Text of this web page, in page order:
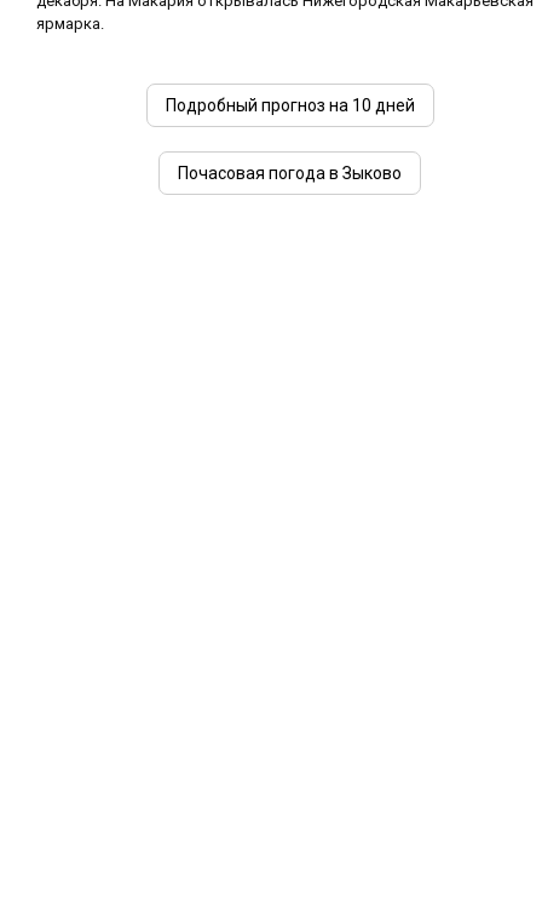
ярмарка.
Подробный прогноз на 10 дней
Почасовая погода в Зыково